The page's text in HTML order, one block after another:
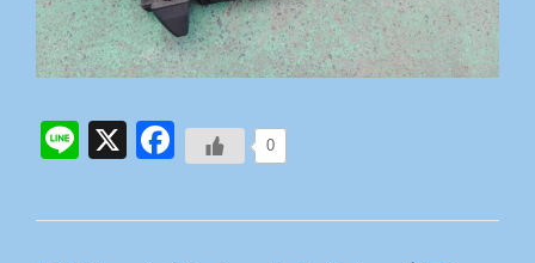
0
Line
X Facebook